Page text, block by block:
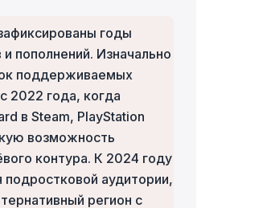
годы
пополнений. Изначально
поддерживаемых
2022 года, когда
в Steam, PlayStation
возможность
контура. К 2024 году
подростковой аудитории,
регион с